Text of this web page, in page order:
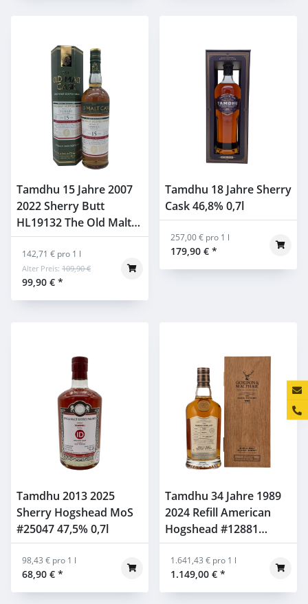
Tamdhu 15 Jahre 2007
2022 Sherry Butt
HL19132 The Old Malt
Cask 50% 0,7l
99,90 € *
142,71 € pro 1 l
Alter Preis: 109,90 €
Tamdhu 18 Jahre Sherry
Cask 46,8% 0,7l
179,90 € *
257,00 € pro 1 l
Tamdhu 2013 2025
Sherry Hogshead MoS
#25047 47,5% 0,7l
68,90 € *
98,43 € pro 1 l
Tamdhu 34 Jahre 1989
2024 Refill American
Hogshead #12881
Gordon & Macphail
54,8% 0,7l
1.149,00 € *
1.641,43 € pro 1 l